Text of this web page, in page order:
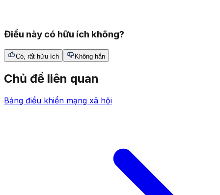
Điều này có hữu ích không?
Có, rất hữu ích Không hẳn
Chủ đề liên quan
Bảng điều khiển mạng xã hội